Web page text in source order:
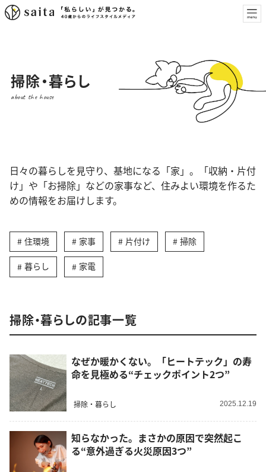
掃除・暮らし
about the house
日々の暮らしを見守り、基地になる「家」。「収納・片付
け」や「お掃除」などの家事など、住みよい環境を作るた
めの情報をお届けします。
住環境 家事 片付け 掃除
暮らし 家電
掃除・暮らしの記事一覧
なぜか暖かくない。「ヒートテック」の寿
命を見極める“チェックポイント2つ”
掃除・暮らし 2025.12.19
知らなかった。まさかの原因で突然起こ
る“意外過ぎる火災原因3つ”